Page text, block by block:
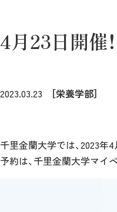
4月23日開催
2023.03.23 ［栄養学部］
千里金蘭大学では、2023年
予約は、千里金蘭大学マイ